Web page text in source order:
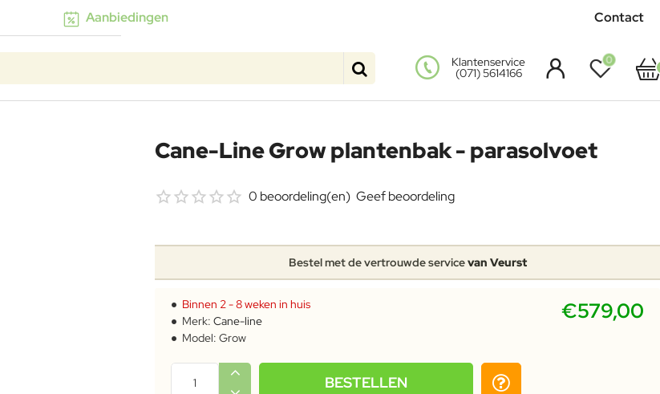
Aanbiedingen Contact
Klantenservice
(071) 5614166
0
Cane-Line Grow plantenbak - parasolvoet
Bestel met de vertrouwde servicevan Veurst
0 beoordeling(en) Geef beoordeling
€579,00
Binnen 2 - 8 weken in huis
Merk: Cane-line
Model: Grow
BESTELLEN